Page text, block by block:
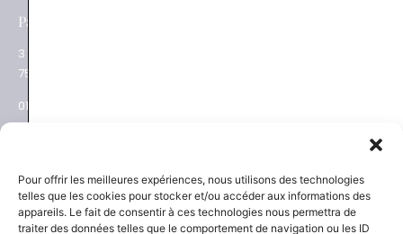
Pour offrir les meilleures expériences, nous utilisons des technologies
telles que les cookies pour stocker et/ou accéder aux informations des
appareils. Le fait de consentir à ces technologies nous permettra de
traiter des données telles que le comportement de navigation ou les ID
Paris XVII
3 place des Ternes
75017 Paris
01 53 81 69 08
NEWSLETTER
Découvrez les actualités
et les nouveautés
SAVOIR-FAIRE
La Maison
Joaillier négociant